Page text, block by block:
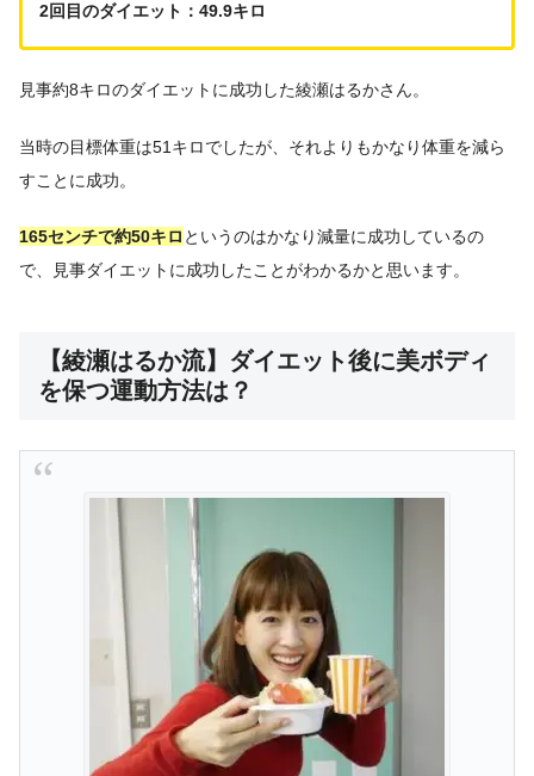
2回目のダイエット：49.9キロ
見事約8キロのダイエットに成功した綾瀬はるかさん。
当時の目標体重は51キロでしたが、それよりもかなり体重を減ら
すことに成功。
165センチで約50キロ というのはかなり減量に成功しているの
で、見事ダイエットに成功したことがわかるかと思います。
【綾瀬はるか流】ダイエット後に美ボディ
を保つ運動方法は？